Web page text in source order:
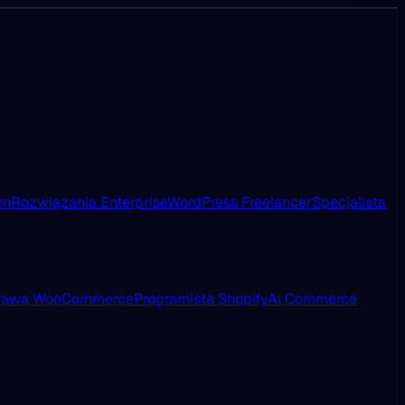
Rozwiązania EnterpriseWordPress FreelancerSpecjalista
WooCommerceProgramista ShopifyAI Commerce